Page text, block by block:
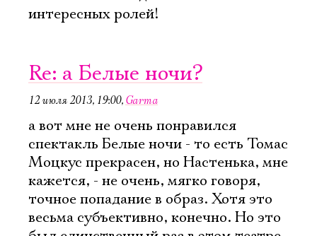
интересных ролей!
Re: а Белые ночи?
12 июля 2013, 19:00, Garma
а вот мне не очень понравился
спектакль Белые ночи - то есть Томас
Моцкус прекрасен, но Настенька, мне
кажется, - не очень, мягко говоря,
точное попадание в образ. Хотя это
весьма субъективно, конечно. Но это
Имя
Ознакомиться